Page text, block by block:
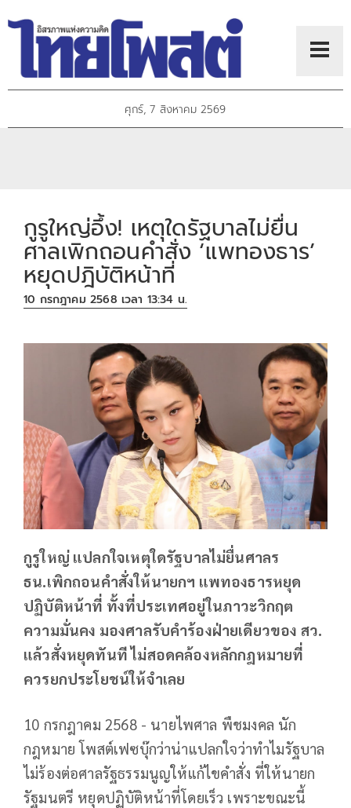
ศุกร์, 7 สิงหาคม 2569
กูรูใหญ่อึ้ง! เหตุใดรัฐบาลไม่ยื่น
ศาลเพิกถอนคำสั่ง ‘แพทองธาร’
หยุดปฎิบัติหน้าที่
10 กรกฎาคม 2568 เวลา 13:34 น.
กูรูใหญ่ แปลกใจเหตุใดรัฐบาลไม่ยื่นศาลร
ธน.เพิกถอนคำสั่งให้นายกฯ แพทองธารหยุด
ปฏิบัติหน้าที่ ทั้งที่ประเทศอยู่ในภาวะวิกฤต
ความมั่นคง มองศาลรับคำร้องฝ่ายเดียวของ สว.
แล้วสั่งหยุดทันที ไม่สอดคล้องหลักกฎหมายที่
ควรยกประโยชน์ให้จำเลย
10 กรกฎาคม 2568 - นายไพศาล พืชมงคล นัก
กฎหมาย โพสต์เฟซบุ๊กว่าน่าแปลกใจว่าทำไมรัฐบาล
ไม่ร้องต่อศาลรัฐธรรมนูญให้แก้ไขคำสั่ง ที่ให้นายก
รัฐมนตรี หยุดปฏิบัติหน้าที่โดยเร็ว เพราะขณะนี้